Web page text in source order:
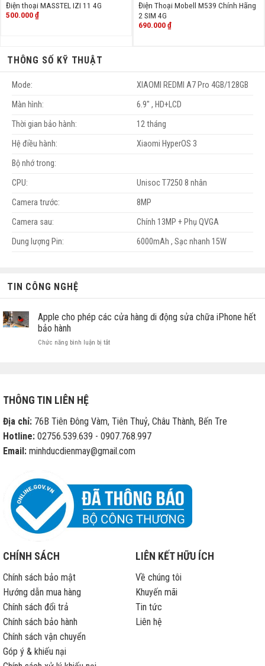
Điện thoại MASSTEL IZI 11 4G
500.000₫
Điện Thoại Mobell M539 Chính Hãng
2 SIM 4G
690.000₫
THÔNG SỐ KỸ THUẬT
Mode:
XIAOMI REDMI A7 Pro 4GB/128GB
Màn hình:
6.9" , HD+LCD
Thời gian bảo hành:
12 tháng
Hệ điều hành:
Xiaomi HyperOS 3
Bộ nhớ trong:
CPU:
Unisoc T7250 8 nhân
Camera trước:
8MP
Camera sau:
Chính 13MP + Phụ QVGA
Dung lượng Pin:
6000mAh , Sạc nhanh 15W
TIN CÔNG NGHỆ
Apple cho phép các cửa hàng di động sửa chữa iPhone hết
bảo hành
Chức năng bình luận bị tắtở
động
sửa
iPhone
hành
THÔNG TIN LIÊN HỆ
Địa chỉ: 76B Tiên Đông Vàm, Tiên Thuỷ, Châu Thành, Bến Tre
Hotline: 02756.539.639 - 0907.768.997
Email: minhducdienmay@gmail.com
CHÍNH SÁCH
Chính sách bảo mật
Hướng dẫn mua hàng
Chính sách đổi trả
Chính sách bảo hành
Chính sách vận chuyển
Góp ý & khiếu nại
LIÊN KẾT HỮU ÍCH
Về chúng tôi
Khuyến mãi
Tin tức
Liên hệ